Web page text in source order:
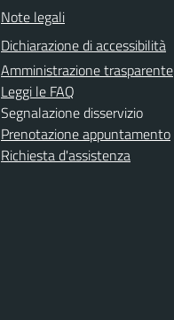
Note legali
Dichiarazione di accessibilità
Amministrazione trasparente
Leggi le FAQ
Segnalazione disservizio
Prenotazione appuntamento
Richiesta d'assistenza